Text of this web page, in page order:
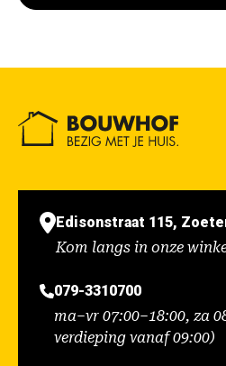
Edisonstraat 115,
Kom langs in onze
079-3310700
ma–vr 07:00–18:00, za
verdieping vanaf 09:00)